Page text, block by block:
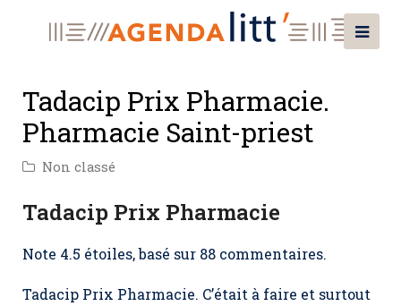
Tadacip Prix Pharmacie.
Pharmacie Saint-priest
Non classé
Tadacip Prix Pharmacie
Note 4.5 étoiles, basé sur 88 commentaires.
Tadacip Prix Pharmacie. C’était à faire et surtout